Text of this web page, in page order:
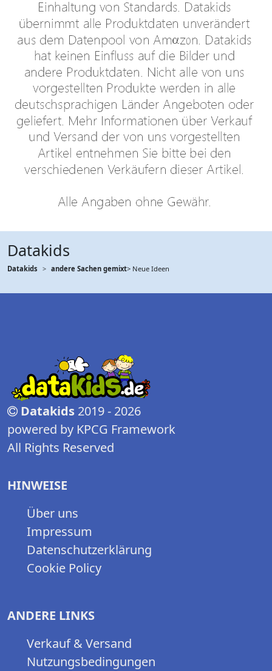
Datakids
Datakids andere Sachen gemixt> Neue Ideen
Datakids 2019 - 2026
powered by KPCG Framework
All Rights Reserved
HINWEISE
Über uns
Impressum
Datenschutzerklärung
Cookie Policy
ANDERE LINKS
Verkauf & Versand
Nutzungsbedingungen